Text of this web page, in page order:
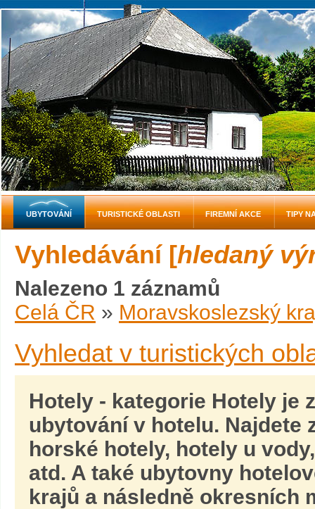
Vyhledávání [hledaný
Nalezeno 1 záznamů
Celá ČR » Moravskoslezský
Vyhledat v turistických
Hotely - kategorie Hotely je
ubytování v hotelu. Najdete
horské hotely, hotely u
atd. A také ubytovny
krajů a následně okresních
UBYTOVÁNÍ TURISTICKÉ OBLASTI FIREMNÍ AKCE TIPY